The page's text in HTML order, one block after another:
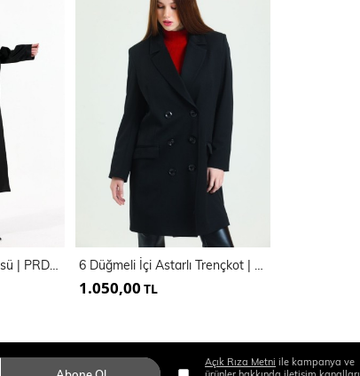
İçi Astarli Saten Pardesü | PRD35583 6 Düğmeli İçi Astarlı Trençkot | Kbn34605Yn
1.050,00 TL
Açık Rıza Metni ile kampanya ve